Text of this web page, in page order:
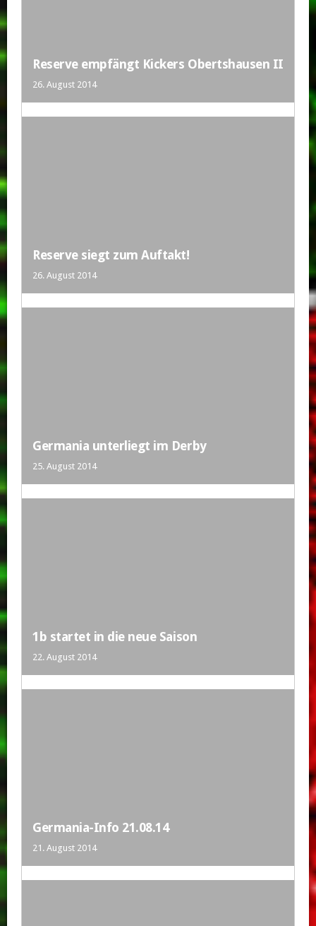
Reserve empfängt Kickers Obertshausen II
26. August 2014
Reserve siegt zum Auftakt!
26. August 2014
Germania unterliegt im Derby
25. August 2014
1b startet in die neue Saison
22. August 2014
Germania-Info 21.08.14
21. August 2014